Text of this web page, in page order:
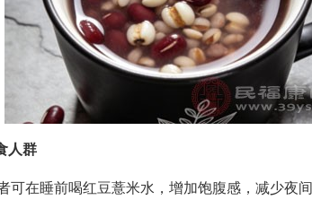
人群
在睡前喝红豆薏米水，增加饱腹感，减少夜